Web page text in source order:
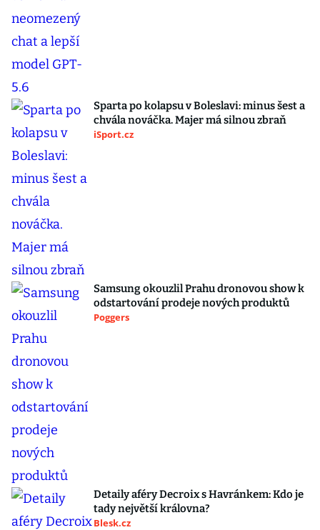
Sparta po kolapsu v Boleslavi: minus šest a
chvála nováčka. Majer má silnou zbraň
iSport.cz
Samsung okouzlil Prahu dronovou show k
odstartování prodeje nových produktů
Poggers
Detaily aféry Decroix s Havránkem: Kdo je
tady největší královna?
Blesk.cz